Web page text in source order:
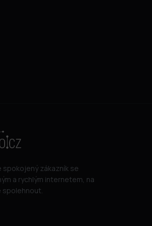
spokojený zákazník se
a rychlým internetem, na
spolehnout.